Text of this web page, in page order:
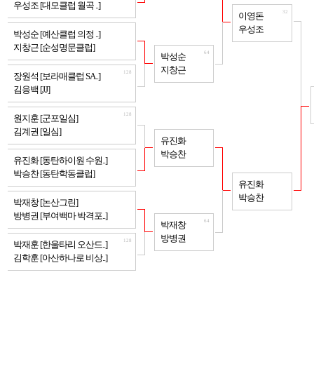
우성조 [대모클럽 월곡 ..]
박성순 [예산클럽 의정 ..]
지창근 [순성명문클럽]
장원석 [보라매클럽 SA..]
김응백 [JJ]
128
원지훈 [군포일심]
김계권 [일심]
128
유진화 [동탄하이원 수원..]
박승찬 [동탄학동클럽]
박재창 [논산그린]
방병권 [부여백마 박격포..]
박재훈 [한울타리 오산드..]
김학훈 [아산하나로 비상..]
128
박성순
지창근
64
유진화
박승찬
박재창
방병권
64
이영돈
우성조
32
유진화
박승찬